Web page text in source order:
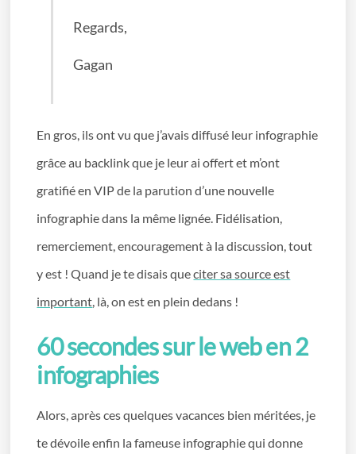
Regards,
Gagan
En gros, ils ont vu que j’avais diffusé leur infographie
grâce au backlink que je leur ai offert et m’ont
gratifié en VIP de la parution d’une nouvelle
infographie dans la même lignée. Fidélisation,
remerciement, encouragement à la discussion, tout
y est ! Quand je te disais queciter sa source est
important , là, on est en plein dedans !
60 secondes sur le web en 2
infographies
Alors, après ces quelques vacances bien méritées, je
te dévoile enfin la fameuse infographie qui donne